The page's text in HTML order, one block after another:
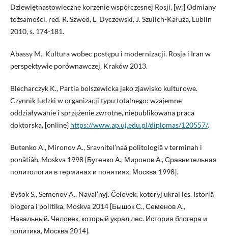
Dziewiętnastowieczne korzenie współczesnej Rosji, [w:] Odmiany
tożsamości, red. R. Szwed, L. Dyczewski, J. Szulich-Kałuża, Lublin
2010, s. 174-181.
Abassy M., Kultura wobec postępu i modernizacji. Rosja i Iran w
perspektywie porównawczej, Kraków 2013.
Blecharczyk K., Partia bolszewicka jako zjawisko kulturowe.
Czynnik ludzki w organizacji typu totalnego: wzajemne
oddziaływanie i sprzężenie zwrotne, niepublikowana praca
doktorska, [online] https://www.ap.uj.edu.pl/diplomas/120557/.
Butenko A., Mironov A., Sravnitel’naâ politologiâ v terminah i
ponâtiâh, Moskva 1998 [Бутенко А., Миронов А., Сравнительная
политология в терминах и понятиях, Москва 1998].
Byšok S., Semenov A., Naval’nyj. Čelovek, kotoryj ukral les. Istoriâ
blogera i politika, Moskva 2014 [Бышок С., Семенов A.,
Навальный. Человек, который украл лес. История блогера и
политика, Москва 2014].